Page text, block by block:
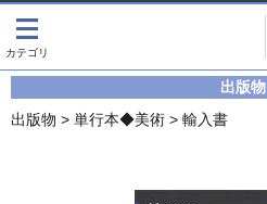
影印資料
書誌学・目録
画像がある商品のみ検索
出版物
出版物 > 単行本◆美術 > 輸入書